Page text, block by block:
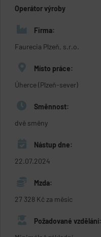
Operátor výroby
Firma:
Faurecia Plzeň, s.r.o.
Místo práce:
Úherce (Plzeň-sever)
Směnnost:
dvě směny
Nástup dne:
22.07.2024
Mzda:
27 328 Kč za měsíc
Požadované vzdělání: